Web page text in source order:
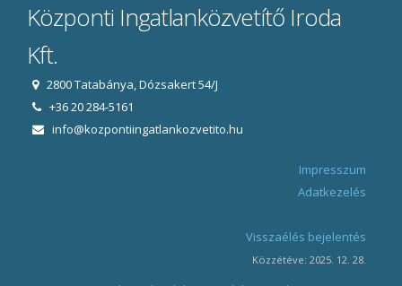
Központi Ingatlanközvetítő Iroda
Kft.
2800 Tatabánya, Dózsakert 54/J
+36 20 284-5161
info@kozpontiingatlankozvetito.hu
Impresszum
Adatkezelés
Visszaélés bejelentés
Közzétéve: 2025. 12. 28.